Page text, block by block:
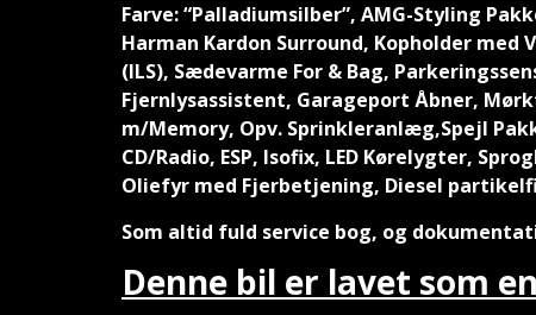
Farve: “Palladiumsilber”, AMG-Styling
Harman Kardon Surround, Kopholder
(ILS), Sædevarme For & Bag,
Fjernlysassistent, Garageport Åbner,
m/Memory, Opv. Sprinkleranlæg,Spejl
CD/Radio, ESP, Isofix, LED Kørelygter,
Oliefyr med Fjerbetjening, Diesel
Som altid fuld service bog, og
Denne bil er lavet som